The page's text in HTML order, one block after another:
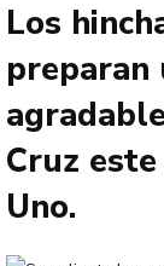
Los
preparan
Cruz
Uno.